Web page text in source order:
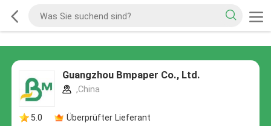
Guangzhou Bmpaper Co., Ltd.
,China
5.0 Überprüfter Lieferant